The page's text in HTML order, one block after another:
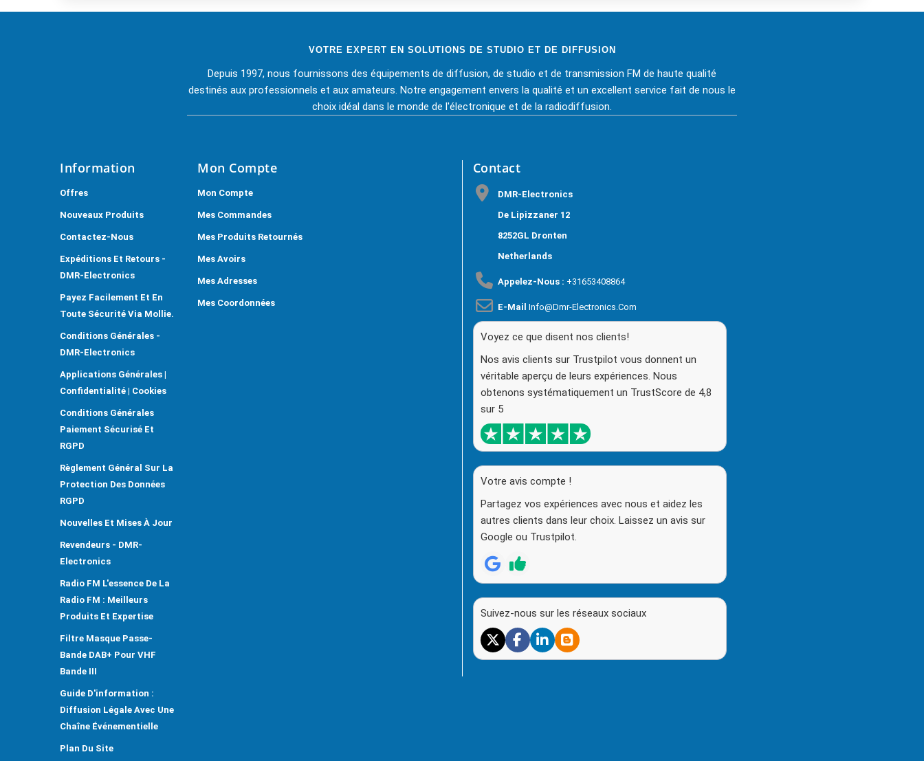
VOTRE EXPERT EN SOLUTIONS DE STUDIO ET DE DIFFUSION
Depuis 1997, nous fournissons des équipements de diffusion, de studio et de transmission FM de haute qualité
destinés aux professionnels et aux amateurs. Notre engagement envers la qualité et un excellent service fait de nous le
choix idéal dans le monde de l'électronique et de la radiodiffusion.
Information
Offres
Nouveaux Produits
Contactez-Nous
Expéditions Et Retours -
DMR-Electronics
Payez Facilement Et En
Toute Sécurité Via Mollie.
Conditions Générales -
DMR-Electronics
Applications Générales |
Confidentialité | Cookies
Conditions Générales
Paiement Sécurisé Et
RGPD
Règlement Général Sur La
Protection Des Données
RGPD
Nouvelles Et Mises À Jour
Revendeurs - DMR-
Electronics
Radio FM L'essence De La
Radio FM : Meilleurs
Produits Et Expertise
Filtre Masque Passe-
Bande DAB+ Pour VHF
Bande III
Guide D'information :
Diffusion Légale Avec Une
Chaîne Événementielle
Plan Du Site
Mon Compte
Mon Compte
Mes Commandes
Mes Produits Retournés
Mes Avoirs
Mes Adresses
Mes Coordonnées
Contact
DMR-Electronics
De Lipizzaner 12
8252GL Dronten
Netherlands
Appelez-Nous : +31653408864
E-Mail Info@dmr-Electronics.com
Voyez ce que disent nos clients!
Nos avis clients sur Trustpilot vous donnent un
véritable aperçu de leurs expériences. Nous
obtenons systématiquement un TrustScore de 4,8
sur 5
Votre avis compte !
Partagez vos expériences avec nous et aidez les
autres clients dans leur choix. Laissez un avis sur
Google ou Trustpilot.
Suivez-nous sur les réseaux sociaux